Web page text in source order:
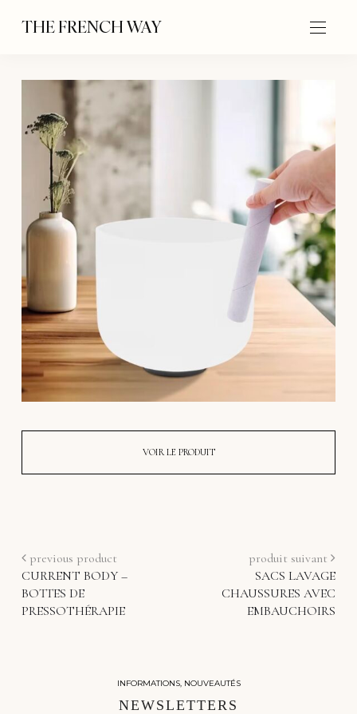
THE FRENCH WAY
VOIR LE PRODUIT
previous product
CURRENT BODY –
BOTTES DE
PRESSOTHÉRAPIE
produit suivant
SACS LAVAGE
CHAUSSURES AVEC
EMBAUCHOIRS
INFORMATIONS, NOUVEAUTÉS
NEWSLETTERS